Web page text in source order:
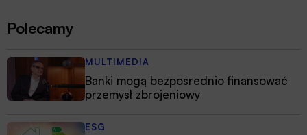
Polecamy
MULTIMEDIA
Banki mogą bezpośrednio finansować
przemysł zbrojeniowy
ESG